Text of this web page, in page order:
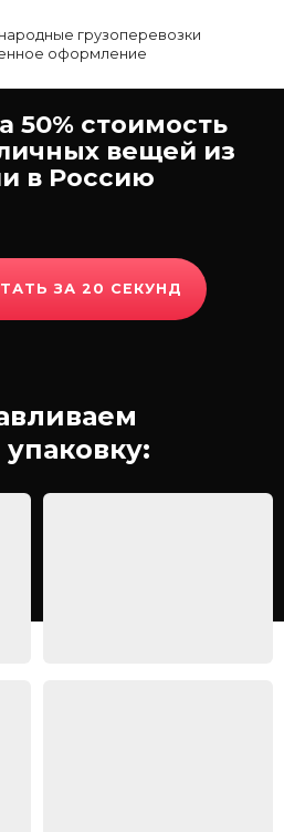
грузоперевозки
оформление
50% стоимость
вещей из
в Россию
ЗА 20 СЕКУНД